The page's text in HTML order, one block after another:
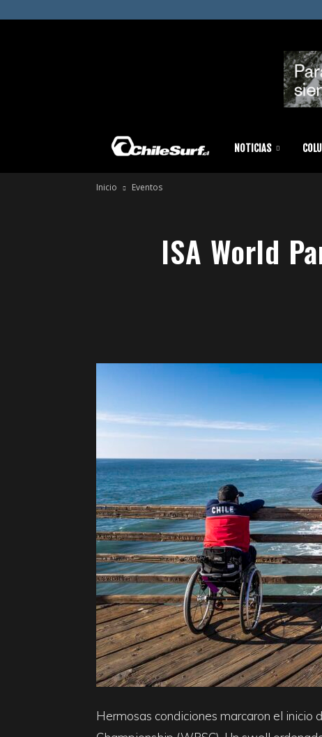
Chilesurf
Surf
Report
NOTICIAS
Inicio Eventos
ISA World
Hermosas condiciones marcaron el inicio